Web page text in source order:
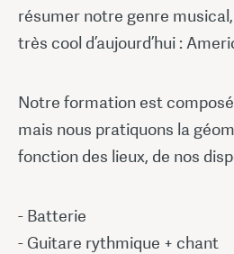
résumer notre genre
très cool d’aujourd’hui :
Notre formation est
mais nous pratiquons la
fonction des lieux, de nos
- Batterie
- Guitare rythmique + chant